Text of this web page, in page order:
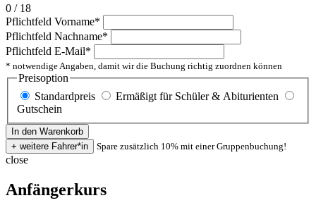
0 / 18
Pflichtfeld Vorname*
Pflichtfeld Nachname*
Pflichtfeld E-Mail*
* notwendige Angaben, damit wir die Buchung richtig zuordnen können
Preisoption
Standardpreis
Ermäßigt für Schüler & Abiturienten
Gutschein
Spare zusätzlich 10% mit einer Gruppenbuchung!
close
Anfängerkurs